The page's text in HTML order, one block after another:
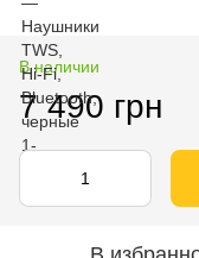
В наличии
7 490 грн